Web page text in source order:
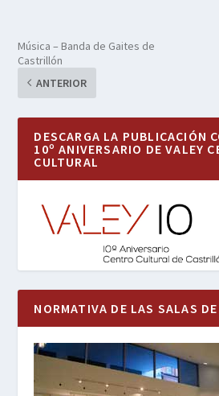
Música – Banda de Gaites de
Castrillón
ANTERIOR
DESCARGA LA PUBLICACIÓN
10º ANIVERSARIO DE VALEY
CULTURAL
NORMATIVA DE LAS SALAS